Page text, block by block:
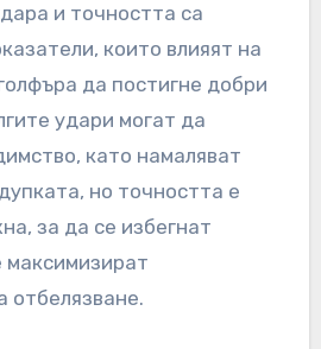
и точността са
които влияят на
да постигне добри
удари могат да
като намаляват
но точността е
за да се избегнат
максимизират
отбелязване.